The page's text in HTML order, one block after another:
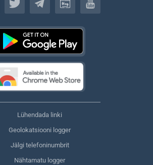
Lühendada linki
Geolokatsiooni logger
Jälgi telefoninumbrit
Nähtamatu logger